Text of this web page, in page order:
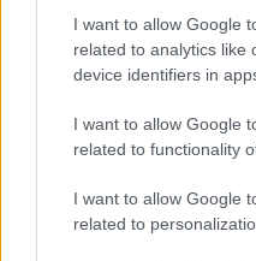
I want to allow Google
related to analytics like
device identifiers in
I want to allow Google
related to functionality
I want to allow Google
related to
PLASZTIKA MŰANYAG
BERSHKA KIEGÉSZÍTŐ